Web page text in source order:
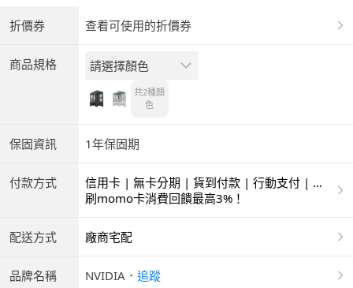
折價券 查看可使用的折價券
商品規格 請選擇顏色
共2種顏
色
保固資訊 1年保固期
付款方式
信用卡 | 無卡分期 | 貨到付款 | 行動支付 | 銀
聯卡
刷momo卡消費回饋最高3%！
配送方式 廠商宅配
品牌名稱 NVIDIA ． 追蹤